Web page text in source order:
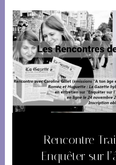
Rencontre
Enquêter sur